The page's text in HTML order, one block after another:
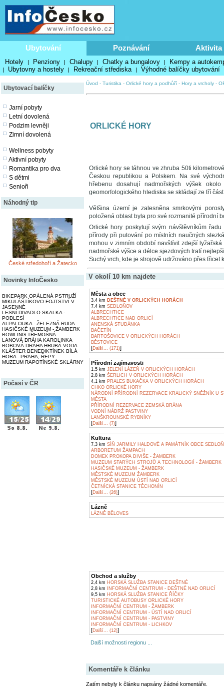
Ubytování Poznávání Aktivita
Hotely | Penziony | Chalupy | Chatky a bungalovy | Kempy a
| Ubytovny a hostely | Rekreační střediska | Výhodné balíčky ubytování
Ubytovací balíčky
Jarní pobyty
Letní dovolená
Podzim levněji
Zimní dovolená
Wellness pobyty
Aktivní pobyty
Romantika pro dva
S dětmi
Senioři
Náhodný tip
České středohoří a Žatecko
Novinky InfoČesko
BIKEPARK OPÁLENÁ PSTRUŽÍ
MIKULÁŠTÍKOVO FOJTSTVÍ V
JASENNÉ
LESNÍ DIVADLO SKALKA -
PODLESÍ
ALPALOUKA - ŽELEZNÁ RUDA
HASIČSKÉ MUZEUM - ŽAMBERK
BOWLING TŘEMOŠNÁ
LANOVÁ DRÁHA KAROLINKA
BOBOVÁ DRÁHA HRUBÁ VODA
KLÁŠTER BENEDIKTÍNEK BÍLÁ
HORA - PRAHA, ŘEPY
MUZEUM RAPOTÍNSKÉ SKLÁRNY
Počasí v ČR
Úvod - Turistika - Orlické hory a podhůří - Hory a vrcholy -
ORLICKÉ HORY
Orlické hory se táhnou ve zhruba 50ti
Českou republikou a Polskem. Na své
hřebenu dosahují nadmořských výšek
geomorfologického hlediska se skládají ze tří
Většina území je zalesněna smrkovými
položená oblast byla pro své rozmanité přírodní
Orlické hory poskytují svým návštěvníkům
přírody při putování po místních naučných
mohou v zimním období navštívit zdejší
nadmořské výšce a délce sjezdových tratí
Suchý vrch, kde je strojově udržováno přes
V okolí 10 km najdete
Města a obce
3,4 km DEŠTNÉ V ORLICKÝCH HORÁCH
7,4 km SEDLOŇOV
ALBRECHTICE
ALBRECHTICE NAD ORLICÍ
ANENSKÁ STUDÁNKA
BAČETÍN
BARTOŠOVICE V ORLICKÝCH HORÁCH
BĚSTOVICE
[Další... (171)]
Přírodní zajímavosti
1,5 km JELENÍ LÁZEŇ V ORLICKÝCH HORÁCH
2,8 km ŠERLICH V ORLICKÝCH HORÁCH
4,1 km PRALES BUKAČKA V ORLICKÝCH HORÁCH
CHKO ORLICKÉ HORY
NÁRODNÍ PŘÍRODNÍ REZERVACE KRALICKÝ SNĚŽNÍK U
MĚSTA
PŘÍRODNÍ REZERVACE ZEMSKÁ BRÁNA
VODNÍ NÁDRŽ PASTVINY
LANŠKROUNSKÉ RYBNÍKY
[Další... (7)]
Kultura
7,3 km SÍŇ JARMILY HALDOVÉ A PAMÁTNÍK OBCE
ARBORETUM ŽAMPACH
DOMEK PROKOPA DIVIŠE - ŽAMBERK
MUZEUM STARÝCH STROJŮ A TECHNOLOGIÍ - ŽAMBERK
HASIČSKÉ MUZEUM - ŽAMBERK
MĚSTSKÉ MUZEUM ŽAMBERK
MĚSTSKÉ MUZEUM ÚSTÍ NAD ORLICÍ
ČETNÍCKÁ STANICE TĚCHONÍN
[Další... (26)]
Lázně
LÁZNĚ BĚLOVES
Obchod a služby
2,4 km HORSKÁ SLUŽBA STANICE DEŠTNÉ
2,8 km INFORMAČNÍ CENTRUM - DEŠTNÉ NAD ORLICÍ
9,5 km HORSKÁ SLUŽBA STANICE ŘÍČKY
TURISTICKÉ AUTOBUSY ORLICKÉ HORY
INFORMAČNÍ CENTRUM - ŽAMBERK
INFORMAČNÍ CENTRUM - ÚSTÍ NAD ORLICÍ
INFORMAČNÍ CENTRUM - PASTVINY
INFORMAČNÍ CENTRUM - LICHKOV
[Další... (12)]
Další možnosti regionu ...
Komentáře k článku
Zatím nebyly k článku napsány žádné komentáře.